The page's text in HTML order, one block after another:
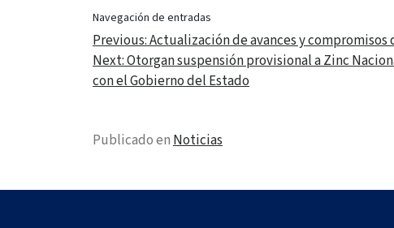
Navegación de entradas
Previous:Actualización de avances y compromisos
Next:Otorgan suspensión provisional a Zinc
con el Gobierno del Estado
Publicado enNoticias